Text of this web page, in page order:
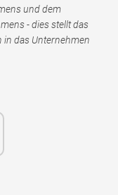
und dem
- dies stellt das
in das Unternehmen